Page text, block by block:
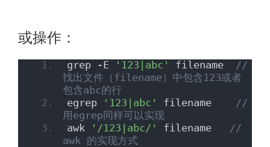
或操作：
grep -E '123|abc' filename //
找出文件（filename）中包含123或者
包含abc的行
egrep
'123|abc' filename //
用egrep同样可以实现
awk
'/123|abc/' filename //
awk 的实现方式